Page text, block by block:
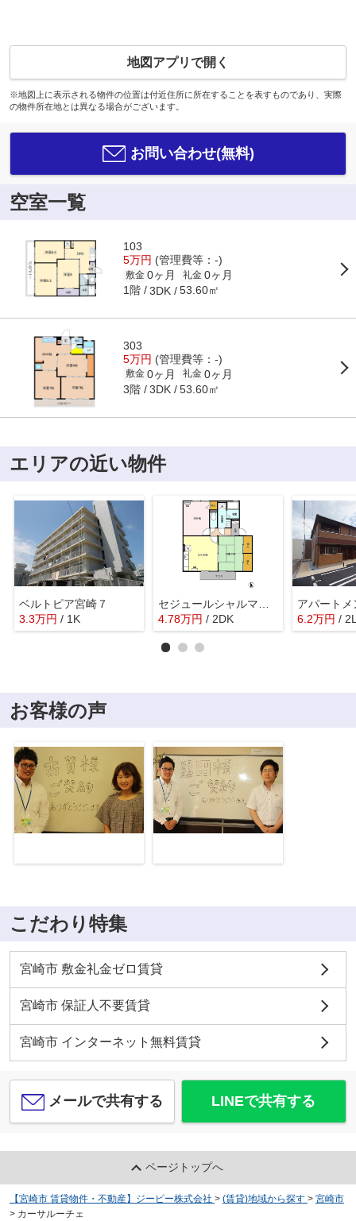
地図アプリで開く
※地図上に表示される物件の位置は付近住所に所在することを表すものであり、実際
の物件所在地とは異なる場合がございます。
お問い合わせ(無料)
空室一覧
103
5万円 (管理費等：-)
敷金 0ヶ月 礼金 0ヶ月
1階 3DK 53.60㎡
303
5万円 (管理費等：-)
敷金 0ヶ月 礼金 0ヶ月
3階 3DK 53.60㎡
エリアの近い物件
ベルトピア宮崎７
3.3万円 / 1K
4.78万円 / 2DK 6.2万円 /
お客様の声
こだわり特集
宮崎市 敷金礼金ゼロ賃貸
宮崎市 保証人不要賃貸
宮崎市 インターネット無料賃貸
メールで共有する LINEで共有する
ページトップへ
【宮崎市 賃貸物件・不動産】ジーピー株式会社 > (賃貸)地域から探す > 宮崎市
> カーサルーチェ